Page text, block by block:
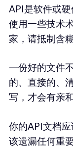
API是软件或
使用一些技术
家，请抵制含
一份好的文件
的、直接的、
写，才会有亲和
你的API文档
该遗漏任何重